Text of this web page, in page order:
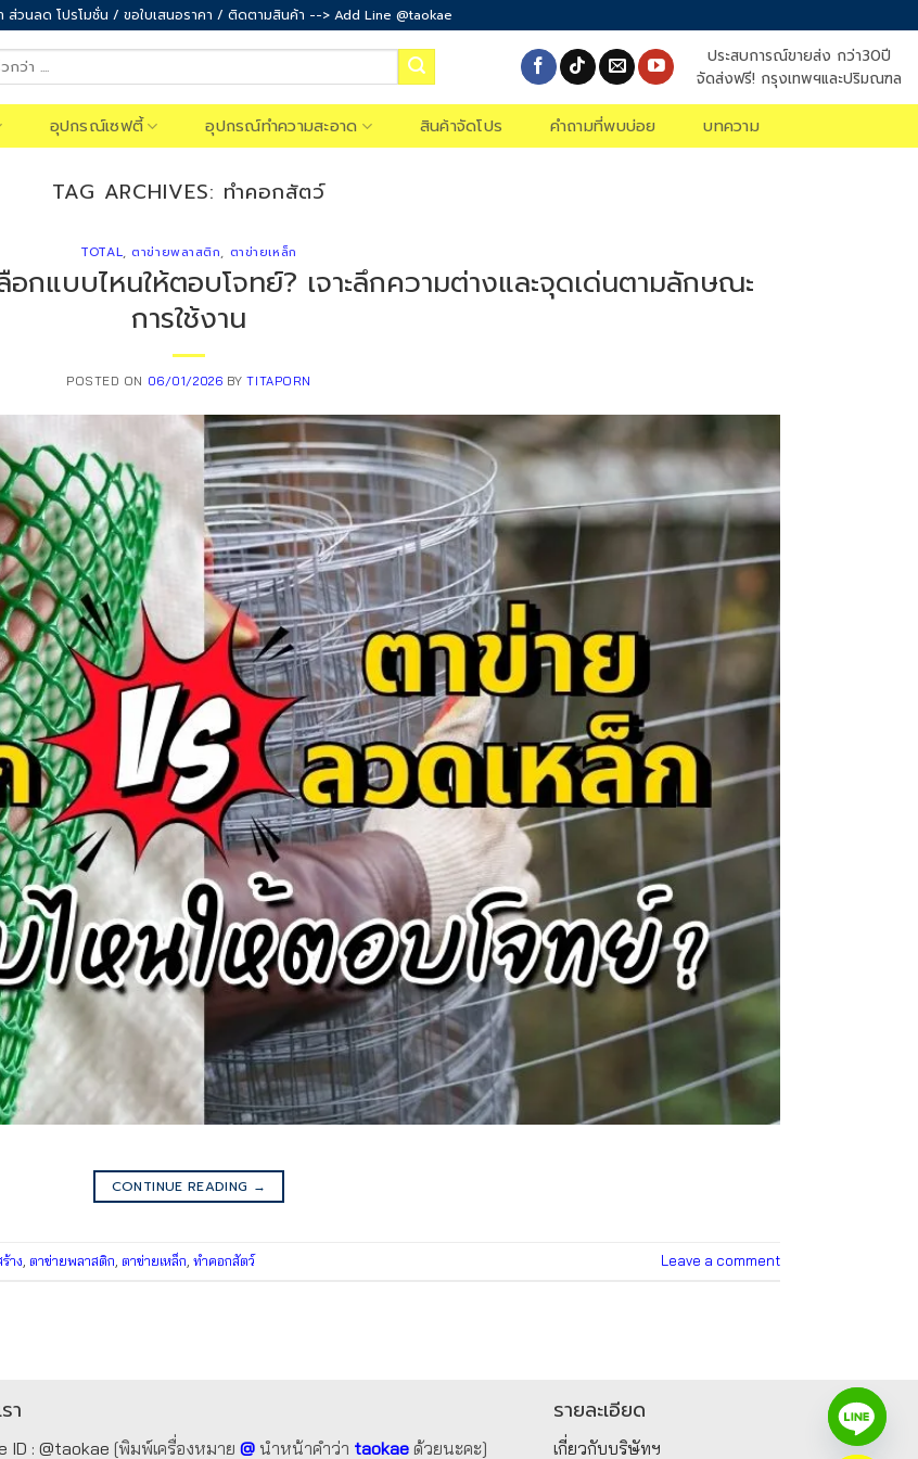
ส่วนลด โปรโมชั่น / ขอใบเสนอราคา / ติดตามสินค้า --> Add Line @taokae
ประสบการณ์ขายส่ง กว่า30ปี
จัดส่งฟรี! กรุงเทพฯและปริมณฑล
อุปกรณ์เซฟตี้ อุปกรณ์ทำความสะอาด สินค้าจัดโปร คำถามที่พบบ่อย บทความ
TAG ARCHIVES: ทำคอกสัตว์
TOTAL, ตาข่ายพลาสติก, ตาข่ายเหล็ก
กแบบไหนให้ตอบโจทย์? เจาะลึกความต่างและจุดเด่นตามลักษณะ
การใช้งาน
POSTED ON 06/01/2026 BYTITAPORN
CONTINUE READING →
าง ตาข่ายพลาสติก ตาข่ายเหล็ก ทำคอกสัตว์ Leave a comment
า
ID : @taokae [พิมพ์เครื่องหมาย @ นำหน้าคำว่า taokae ด้วยนะคะ]
รายละเอียด
เกี่ยวกับบริษัทฯ